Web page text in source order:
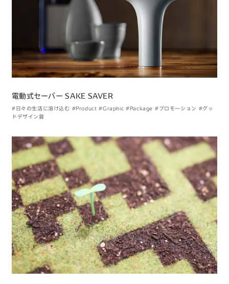
電動式セーバー SAKE SAVER
#日々の生活に溶け込む #Product #Graphic #Package #プロモーション #グッ
ドデザイン賞